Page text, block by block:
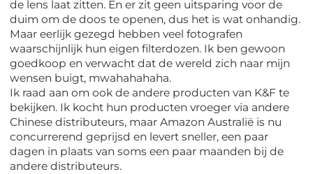
de lens laat zitten. En er zit geen uitsparing voor de
duim om de doos te openen, dus het is wat onhandig.
Maar eerlijk gezegd hebben veel fotografen
waarschijnlijk hun eigen filterdozen. Ik ben gewoon
goedkoop en verwacht dat de wereld zich naar mijn
wensen buigt, mwahahahaha.
Ik raad aan om ook de andere producten van K&F te
bekijken. Ik kocht hun producten vroeger via andere
Chinese distributeurs, maar Amazon Australië is nu
concurrerend geprijsd en levert sneller, een paar
dagen in plaats van soms een paar maanden bij de
andere distributeurs.